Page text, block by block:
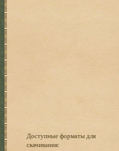
Доступные форматы для
скачивания: